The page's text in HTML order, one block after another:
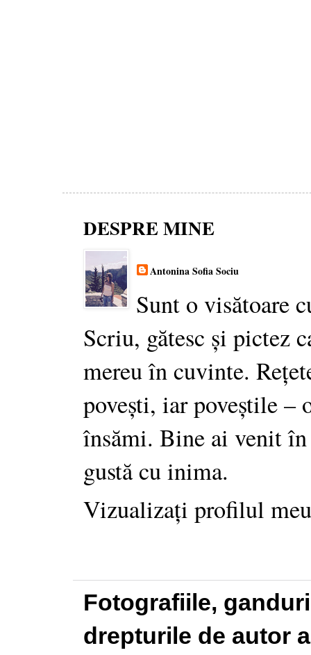
DESPRE MINE
Antonina Sofia Sociu
Sunt o visătoare
Scriu, gătesc și pictez
mereu în cuvinte.
povești, iar poveștile –
însămi. Bine ai venit
gustă cu inima.
Vizualizați profilul
Fotografiile,
drepturile de autor